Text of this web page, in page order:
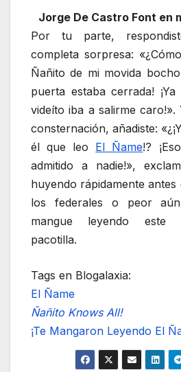
Jorge De Castro Font en
Por tu parte,
completa sorpresa:
Ñañito de mi movida
puerta estaba cerrada!
videíto iba a salirme
consternación, añadiste:
él que leo El Ñame!?
admitido a nadie!»,
huyendo rápidamente antes
los federales o peor
mangue leyendo este
pacotilla.
Tags en Blogalaxia:
El Ñame
Ñañito Knows All!
¡Te Mangaron Leyendo El